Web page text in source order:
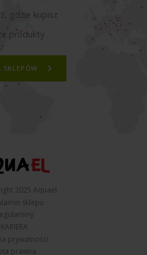
gdzie kupisz
produkty
SKLEPÓW
2025 Aquael
sklepu
KARIERA
prywatności
prawna